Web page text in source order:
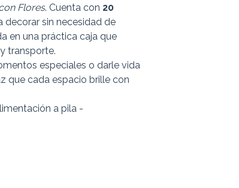
Flores. Cuenta con 20
decorar sin necesidad de
en una práctica caja que
transporte.
especiales o darle vida
que cada espacio brille con
a pila -